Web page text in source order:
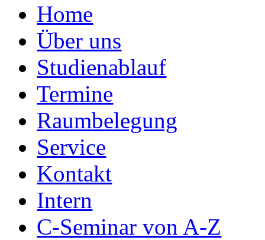
Home
Über uns
Studienablauf
Termine
Raumbelegung
Service
Kontakt
Intern
C-Seminar von A-Z